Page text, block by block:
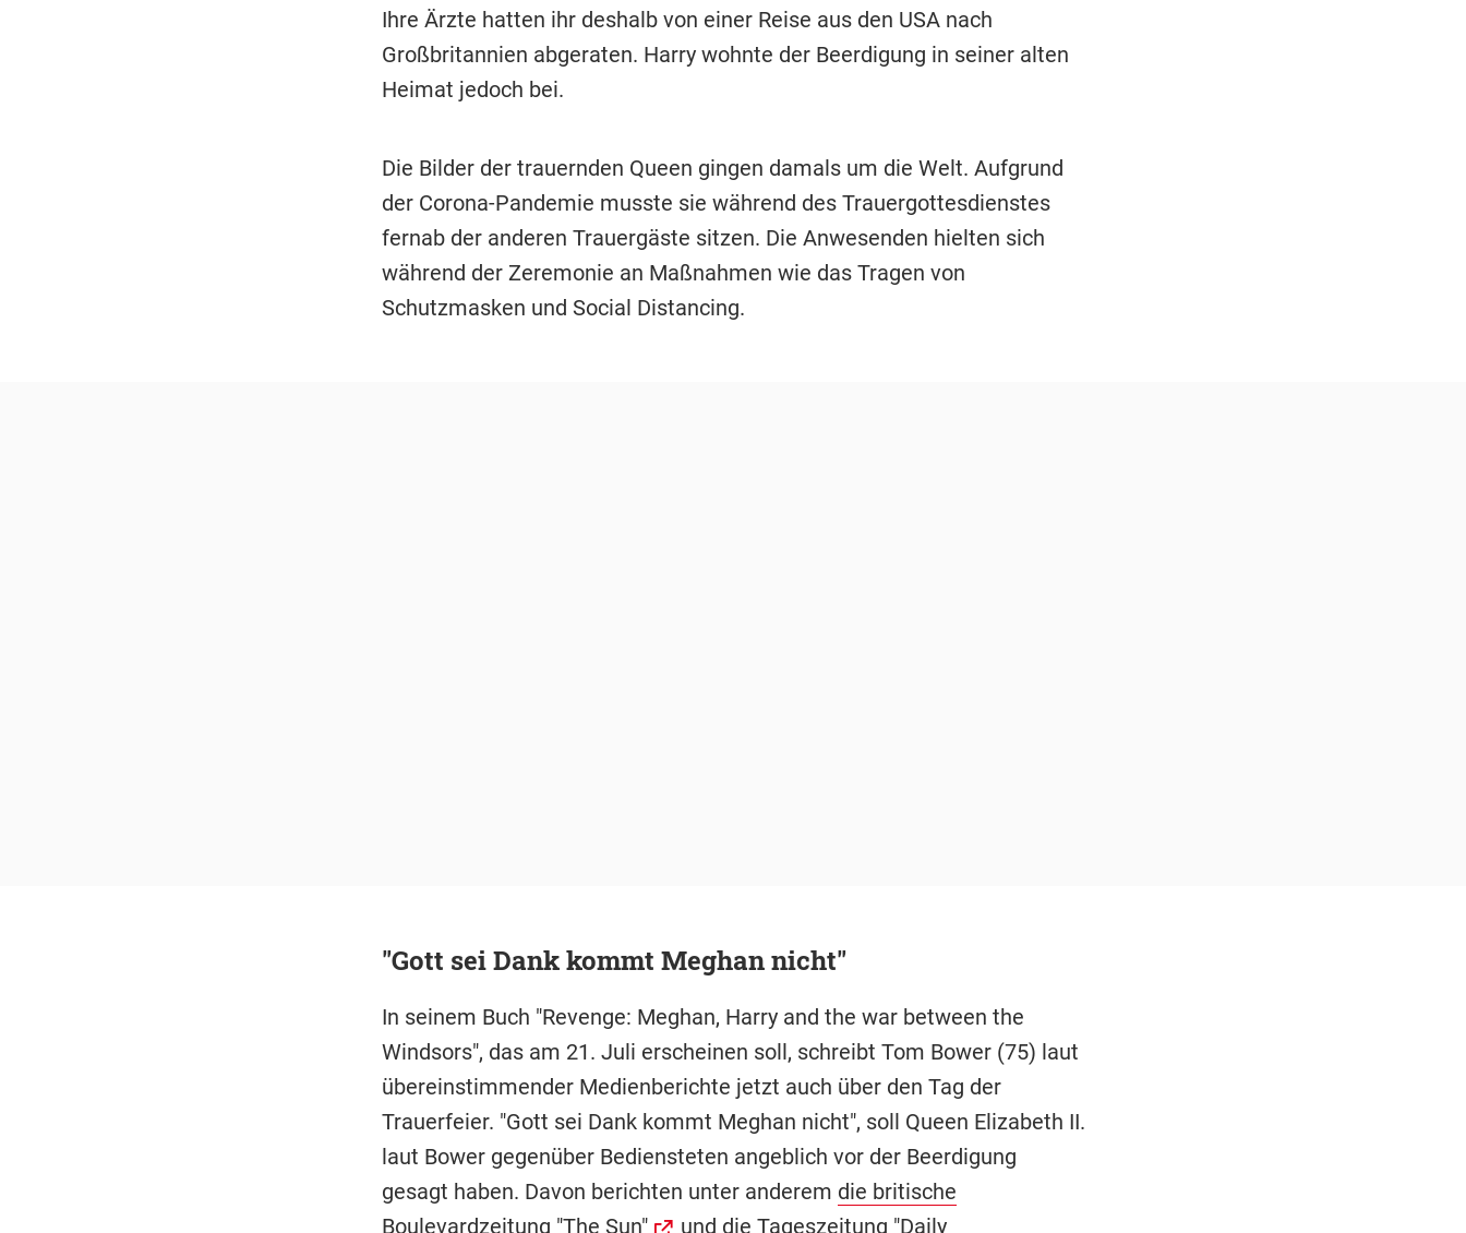
Ihre Ärzte hatten ihr deshalb von einer Reise aus den USA nach
Großbritannien abgeraten. Harry wohnte der Beerdigung in seiner alten
Heimat jedoch bei.
Die Bilder der trauernden Queen gingen damals um die Welt. Aufgrund
der Corona-Pandemie musste sie während des Trauergottesdienstes
fernab der anderen Trauergäste sitzen. Die Anwesenden hielten sich
während der Zeremonie an Maßnahmen wie das Tragen von
Schutzmasken und Social Distancing.
"Gott sei Dank kommt Meghan nicht"
In seinem Buch "Revenge: Meghan, Harry and the war between the
Windsors", das am 21. Juli erscheinen soll, schreibt Tom Bower (75) laut
übereinstimmender Medienberichte jetzt auch über den Tag der
Trauerfeier. "Gott sei Dank kommt Meghan nicht", soll Queen Elizabeth II.
laut Bower gegenüber Bediensteten angeblich vor der Beerdigung
gesagt haben. Davon berichten unter anderem die britische
Boulevardzeitung "The Sun"
und die Tageszeitung "Daily